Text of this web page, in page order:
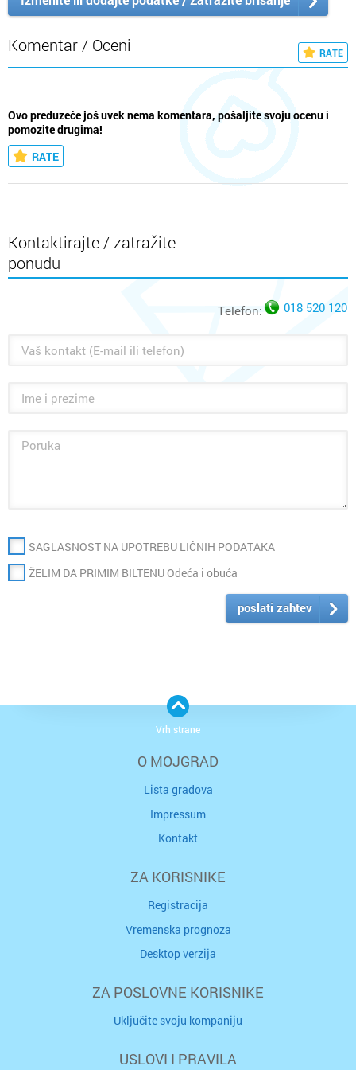
Komentar / Oceni RATE
Ovo preduzeće još uvek nema komentara, pošaljite svoju ocenu i
pomozite drugima!
RATE
Kontaktirajte / zatražite
ponudu
Telefon: 018 520 120
SAGLASNOST NA UPOTREBU LIČNIH PODATAKA
ŽELIM DA PRIMIM BILTENU Odeća i obuća
poslati zahtev
O MOJGRAD
Lista gradova
Impressum
Kontakt
ZA KORISNIKE
Registracija
Vremenska prognoza
Desktop verzija
ZA POSLOVNE KORISNIKE
Uključite svoju kompaniju
USLOVI I PRAVILA
Vrh strane